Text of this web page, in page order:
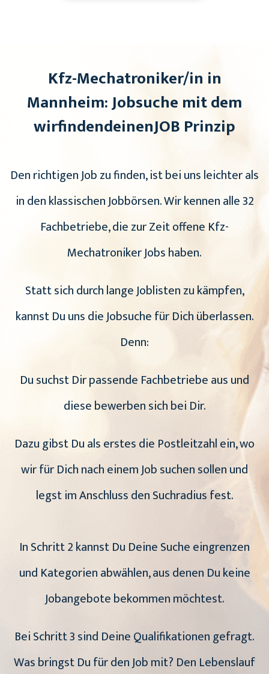
Kfz-Mechatroniker/in in
Mannheim: Jobsuche mit dem
wirfindendeinenJOB Prinzip
Den richtigen Job zu finden, ist bei uns leichter als
in den klassischen Jobbörsen. Wir kennen alle 32
Fachbetriebe, die zur Zeit offene Kfz-
Mechatroniker Jobs haben.
Statt sich durch lange Joblisten zu kämpfen,
kannst Du uns die Jobsuche für Dich überlassen.
Denn:
Du suchst Dir passende Fachbetriebe aus und
diese bewerben sich bei Dir.
Dazu gibst Du als erstes die Postleitzahl ein, wo
wir für Dich nach einem Job suchen sollen und
legst im Anschluss den Suchradius fest.
In Schritt 2 kannst Du Deine Suche eingrenzen
und Kategorien abwählen, aus denen Du keine
Jobangebote bekommen möchtest.
Bei Schritt 3 sind Deine Qualifikationen gefragt.
Was bringst Du für den Job mit? Den Lebenslauf